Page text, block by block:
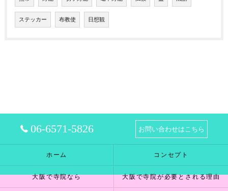
ステッカー 布教使 日想観
06-6571-5826 お問い合わせはこちら
ホーム コンセプト
大阪で寺院なら 大阪で寺院が必要とされる理由